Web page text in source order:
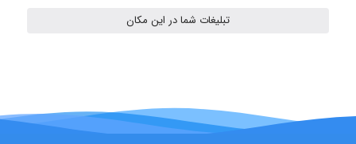
تبلیغات شما در این مکان